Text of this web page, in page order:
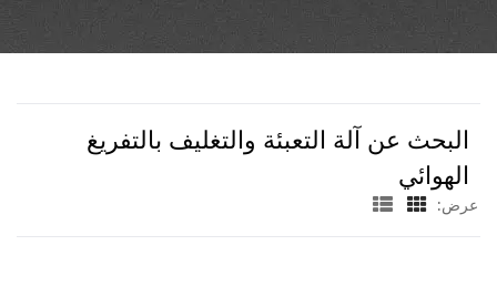
البحث عن آلة التعبئة والتغليف بالتفريغ
الهوائي
عرض: